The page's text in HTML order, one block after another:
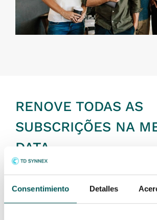
Consentimiento Detalles
RENOVE TODAS AS
SUBSCRIÇÕES NA
DATA